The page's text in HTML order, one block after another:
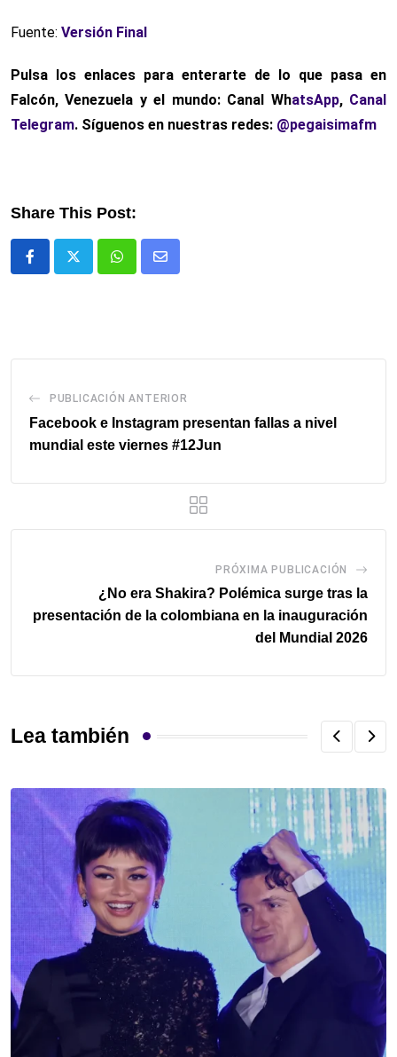
Fuente: Versión Final
Pulsa los enlaces para enterarte de lo que pasa en
Falcón, Venezuela y el mundo: Canal WhatsApp, Canal
Telegram. Síguenos en nuestras redes: @pegaisimafm
Share This Post:
WhatsappComparte
PUBLICACIÓN ANTERIOR
Facebook e Instagram presentan fallas a nivel
mundial este viernes #12Jun
PRÓXIMA PUBLICACIÓN
¿No era Shakira? Polémica surge tras la
presentación de la colombiana en la inauguración
del Mundial 2026
Lea también